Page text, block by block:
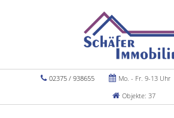
02375 / 938655 Mo. - Fr. 9-13 Uhr
Objekte: 37